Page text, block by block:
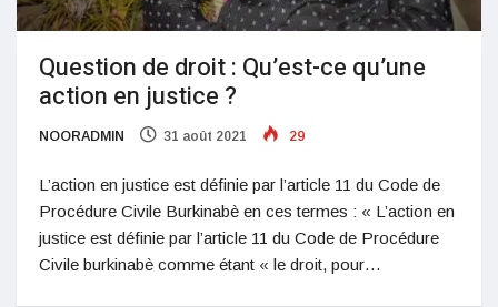
Question de droit : Qu’est-ce qu’une
action en justice ?
NOORADMIN 31 août 2021 29
L’action en justice est définie par l’article 11 du Code de
Procédure Civile Burkinabè en ces termes : « L’action en
justice est définie par l’article 11 du Code de Procédure
Civile burkinabè comme étant « le droit, pour…